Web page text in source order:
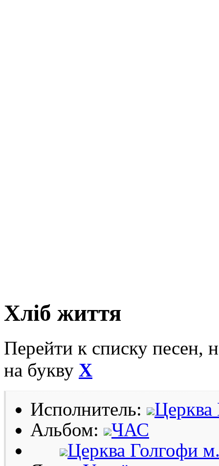
Хліб життя
Перейти к списку песен,
на букву Х
Исполнитель:
Церква
Альбом:
ЧАС
Церква Голгофи